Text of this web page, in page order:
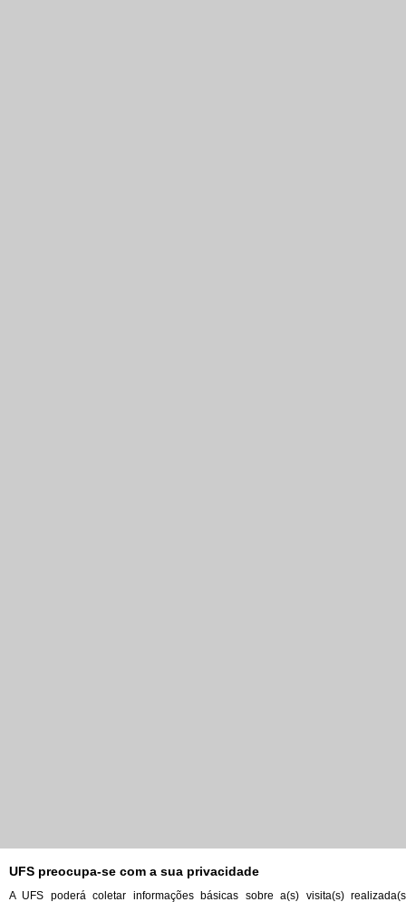
UFS preocupa-se com a sua privacidade
A UFS poderá coletar informações básicas sobre a(s) visita(s)